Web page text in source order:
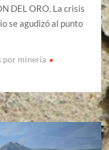
DEL ORO. La crisis
se agudizó al punto
por mineria